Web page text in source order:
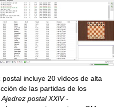
incluye 20 vídeos de alta
de las partidas de los
postal XXIV -